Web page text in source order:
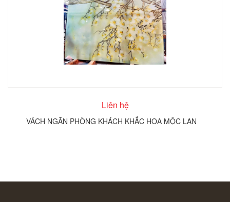
Liên hệ
VÁCH NGĂN PHÒNG KHÁCH KHẮC HOA MỘC LAN